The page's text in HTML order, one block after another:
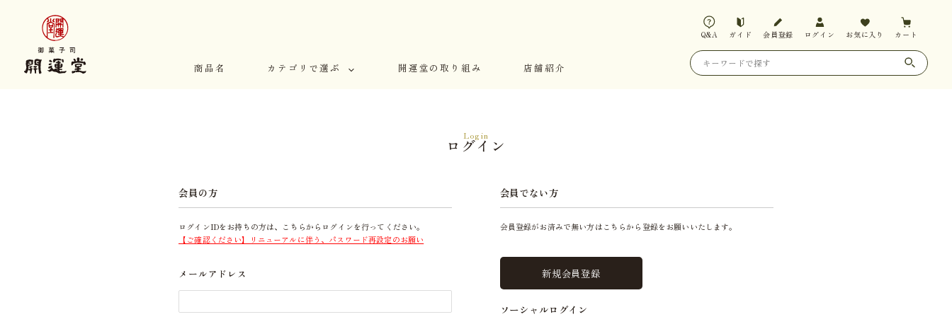
商品名 カテゴリで選ぶ 開運堂の取り組み 店舗紹介
Q&A ガイド 会員登録 ログイン お気に入り カート
Login
ログイン
会員の方
ログインIDをお持ちの方は、こちらからログインを行ってください。
【ご確認ください】リニューアルに伴う、パスワード再設定のお願い
メールアドレス
会員でない方
会員登録がお済みで無い方はこちらから登録をお願いいたします。
新規会員登録
ソーシャルログイン